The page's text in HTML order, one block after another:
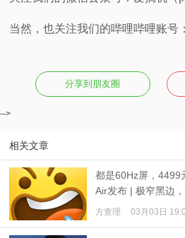
当然，也关注我们的哔哩哔哩账号
分享到朋友圈
-->
相关文章
都是60Hz屏，4499
Air发布 | 极窄黑边
方查理 03月03日